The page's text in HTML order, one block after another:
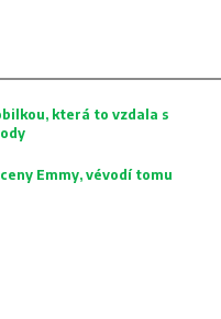
která to vzdala s
Emmy, vévodí tomu